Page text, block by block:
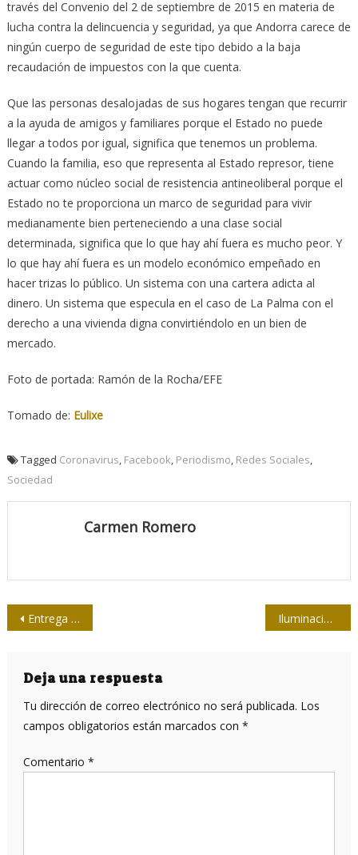
través del Convenio del 2 de septiembre de 2015 en materia de
lucha contra la delincuencia y seguridad, ya que Andorra carece de
ningún cuerpo de seguridad de este tipo debido a la baja
recaudación de impuestos con la que cuenta.
Que las personas desalojadas de sus hogares tengan que recurrir
a la ayuda de amigos y familiares porque el Estado no puede
llegar a todos por igual, significa que tenemos un problema.
Cuando la familia, eso que representa al Estado represor, tiene
actuar como núcleo social de resistencia antineoliberal porque el
Estado no te proporciona un marco de seguridad para vivir
medianamente bien perteneciendo a una clase social
determinada, significa que lo que hay ahí fuera es mucho peor. Y
lo que hay ahí fuera es un modelo económico empeñado en
hacer trizas lo público. Un sistema con una cartera adicta al
dinero. Un sistema que especula en el caso de La Palma con el
derecho a una vivienda digna convirtiéndolo en un bien de
mercado.
Foto de portada: Ramón de la Rocha/EFE
Tomado de: Eulixe
Tagged Coronavirus Facebook Periodismo Redes Sociales
Sociedad
Carmen Romero
Navegación
entradas
Entrega la Upec premios 26 de julio a Editora Abril Iluminaciones de Cintio y Fina en el centenario de Vitier
Deja una respuesta
Tu dirección de correo electrónico no será publicada. Los
campos obligatorios están marcados con *
Comentario *